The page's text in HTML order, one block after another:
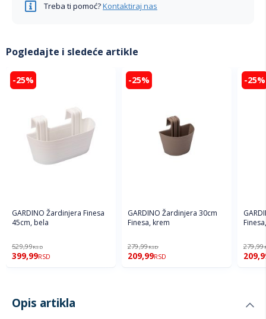
Treba ti pomoć?Kontaktiraj nas
Pogledajte i sledeće artikle
-25%
GARDINO Žardinjera Finesa
45cm, bela
529,99RSD
399,99RSD
-25%
GARDINO Žardinjera 30cm
Finesa, krem
279,99RSD
209,99RSD
-25%
279,99
Opis artikla